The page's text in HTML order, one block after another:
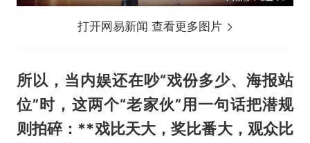
打开网易新闻 查看更多图片
所以，当内娱还在吵“戏份多少、海报站
位”时，这两个“老家伙”用一句话把潜规
则拍碎：**戏比天大，奖比番大，观众比